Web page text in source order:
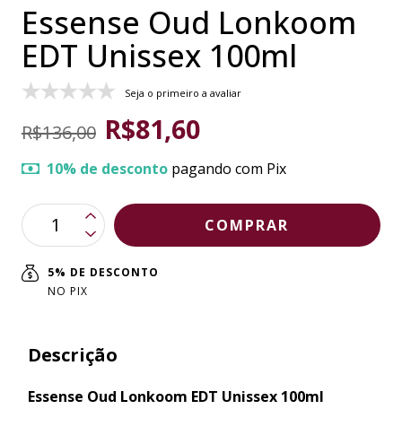
Essense Oud Lonkoom
EDT Unissex 100ml
Seja o primeiro a avaliar
R$136,00 R$81,60
10% de desconto pagando com Pix
5% DE DESCONTO
NO PIX
Descrição
Essense Oud Lonkoom EDT Unissex 100ml